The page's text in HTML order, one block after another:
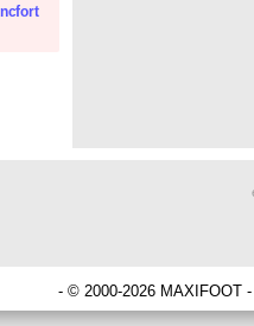
- © 2000-2026 MAXIFOOT -